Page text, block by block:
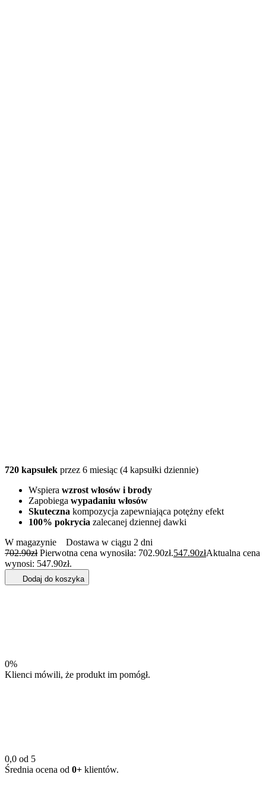
720 kapsułek przez 6 miesiąc (4 kapsułki dziennie)
Wspiera wzrost włosów i brody
Zapobiega wypadaniu włosów
Skuteczna kompozycja zapewniająca potężny efekt
100% pokrycia zalecanej dziennej dawki
W magazynie
Dostawa w ciągu 2 dni
702.90zł Pierwotna cena wynosiła: 702.90zł.547.90złAktualna cena
wynosi: 547.90zł.
Dodaj do koszyka
0%
Klienci mówili, że produkt im pomógł.
0,0 od 5
Średnia ocena od 0+ klientów.